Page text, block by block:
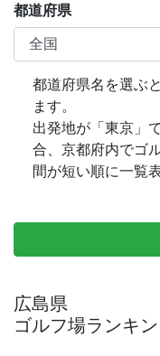
都道府県
都道府県名を選ぶ
ます。
出発地が「東京」
合、京都府内でゴ
間が短い順に一覧
広島県
ゴルフ場ランキ